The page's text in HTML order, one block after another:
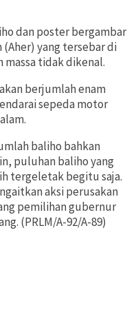
dan poster bergambar
yang tersebar di
tidak dikenal.
berjumlah enam
sepeda motor
baliho bahkan
puluhan baliho yang
tergeletak begitu saja.
aksi perusakan
pemilihan gubernur
(PRLM/A-92/A-89)